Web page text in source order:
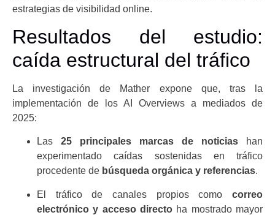
estrategias de visibilidad online.
Resultados del estudio:
caída estructural del tráfico
La investigación de Mather expone que, tras la
implementación de los AI Overviews a mediados de
2025:
Las 25 principales marcas de noticias han
experimentado caídas sostenidas en tráfico
procedente de búsqueda orgánica y referencias.
El tráfico de canales propios como correo
electrónico y acceso directo ha mostrado mayor